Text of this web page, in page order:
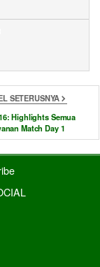
SETERUSNYA
Highlights Semua
Match Day 1